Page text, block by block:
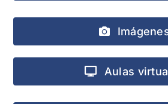
Aulas